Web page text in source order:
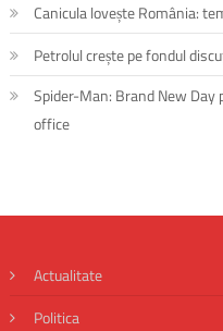
Canicula lovește România:
Petrolul crește pe fondul
Spider-Man: Brand New Day
office
Actualitate
Politica